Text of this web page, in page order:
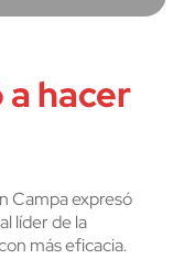
hacer
Campa expresó
líder de la
más eficacia.